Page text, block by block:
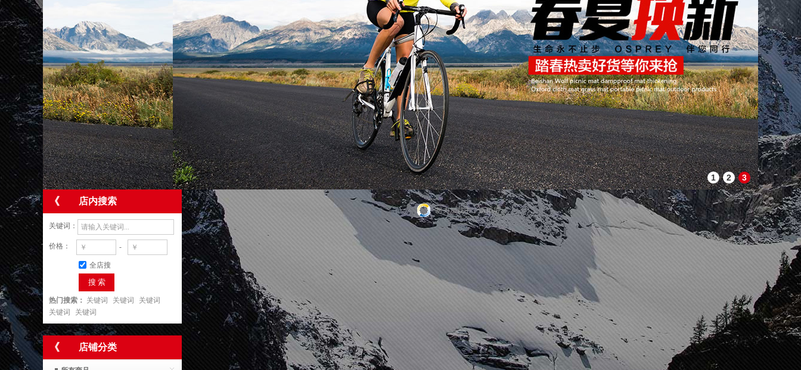
1 2 3
《 店内搜索
关键词：
价格： -
全店搜
搜 索
热门搜索： 关键词 关键词
关键词
关键词
关键词
《 店铺分类
努力加载中，请稍后...